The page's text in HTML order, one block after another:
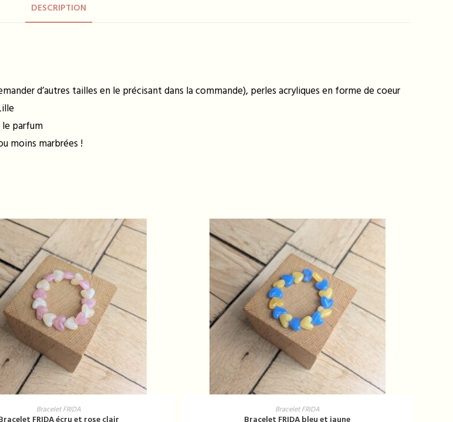
DESCRIPTION
d’autres tailles en le précisant dans la commande), perles acryliques en forme de coeur
parfum
moins marbrées !
AJOUTER AU PANIER
Bracelet FRIDA
FRIDA écru et rose clair
AJOUTER AU PANIER
Bracelet FRIDA
Bracelet FRIDA bleu et jaune